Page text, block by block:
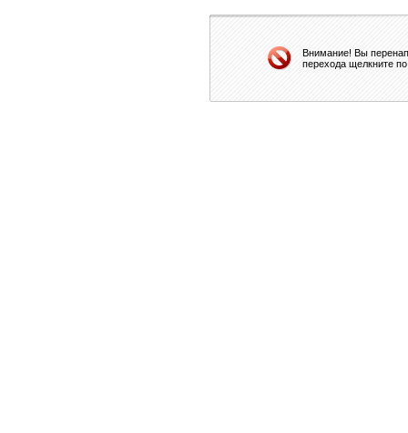
Внимание! Вы
перехода щелкните